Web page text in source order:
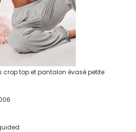
crop top et pantalon évasé petite